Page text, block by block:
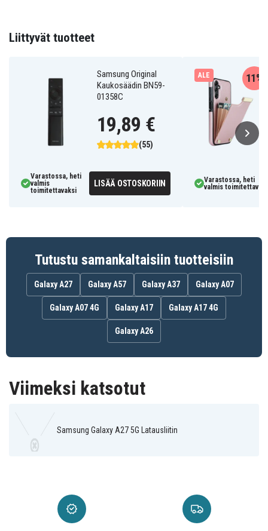
Merkki
Liittyvät tuotteet
Samsung Original
Kaukosäädin BN59-
01358C
(55)
19,89 €
Varastossa, heti
valmis
toimitettavaksi
LISÄÄ OSTOSKORIIN
ALE 11%
Varastossa, heti
valmis
Tutustu samankaltaisiin tuotteisiin
Galaxy A27 Galaxy A57 Galaxy A37 Galaxy A07
Galaxy A07 4G Galaxy A17 Galaxy A17 4G
Galaxy A26
Viimeksi katsotut
Samsung Galaxy A27 5G Latausliitin